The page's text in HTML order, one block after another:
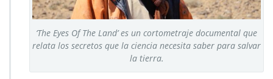
‘The Eyes Of The Land’ es un cortometraje documental que
relata los secretos que la ciencia necesita saber para salvar
la tierra.